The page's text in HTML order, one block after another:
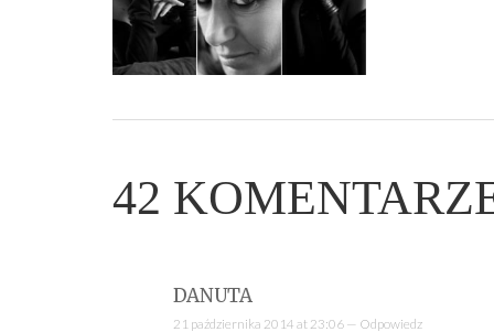
42
DANUTA
21 października 2014 at 23:06 — Odpowiedz